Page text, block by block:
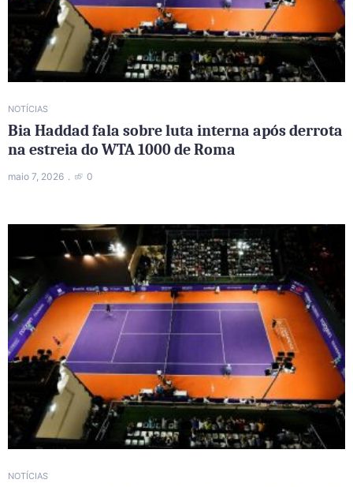
NOTÍCIAS
Bia Haddad fala sobre luta interna após derrota
na estreia do WTA 1000 de Roma
maio 7, 2026 0
NOTÍCIAS